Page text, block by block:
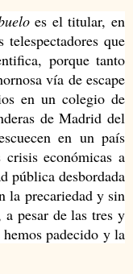
es el titular, en
que
porque tanto
vía de escape
en un colegio de
de Madrid del
en un país
crisis económicas a
pública desbordada
la precariedad y sin
pesar de las tres y
padecido y la